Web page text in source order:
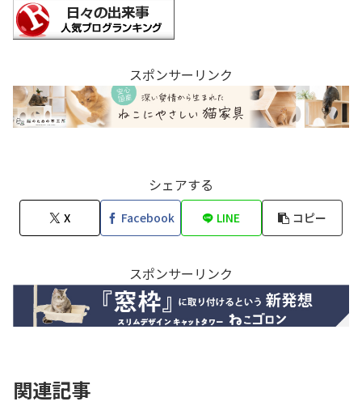
スポンサーリンク
シェアする
X Facebook LINE コピー
スポンサーリンク
関連記事